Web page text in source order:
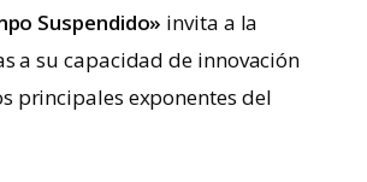
Suspendido» invita a la
a su capacidad de innovación
principales exponentes del